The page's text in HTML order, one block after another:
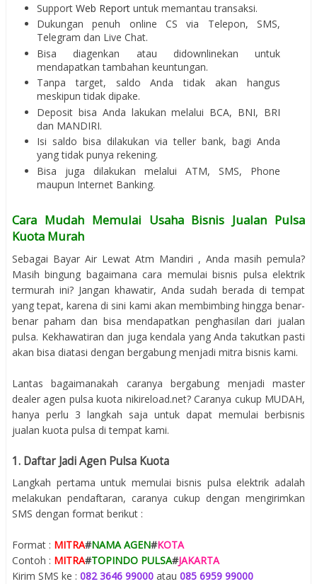
Support Web Report untuk memantau transaksi.
Dukungan penuh online CS via Telepon, SMS,
Telegram dan Live Chat.
Bisa diagenkan atau didownlinekan untuk
mendapatkan tambahan keuntungan.
Tanpa target, saldo Anda tidak akan hangus
meskipun tidak dipake.
Deposit bisa Anda lakukan melalui BCA, BNI, BRI
dan MANDIRI.
Isi saldo bisa dilakukan via teller bank, bagi Anda
yang tidak punya rekening.
Bisa juga dilakukan melalui ATM, SMS, Phone
maupun Internet Banking.
Cara Mudah Memulai Usaha Bisnis Jualan Pulsa
Kuota Murah
Sebagai Bayar Air Lewat Atm Mandiri , Anda masih pemula?
Masih bingung bagaimana cara memulai bisnis pulsa elektrik
termurah ini? Jangan khawatir, Anda sudah berada di tempat
yang tepat, karena di sini kami akan membimbing hingga benar-
benar paham dan bisa mendapatkan penghasilan dari jualan
pulsa. Kekhawatiran dan juga kendala yang Anda takutkan pasti
akan bisa diatasi dengan bergabung menjadi mitra bisnis kami.
Lantas bagaimanakah caranya bergabung menjadi master
dealer agen pulsa kuota nikireload.net? Caranya cukup MUDAH,
hanya perlu 3 langkah saja untuk dapat memulai berbisnis
jualan kuota pulsa di tempat kami.
1. Daftar Jadi Agen Pulsa Kuota
Langkah pertama untuk memulai bisnis pulsa elektrik adalah
melakukan pendaftaran, caranya cukup dengan mengirimkan
SMS dengan format berikut :
Format : MITRA#NAMA AGEN#KOTA
Contoh : MITRA#TOPINDO PULSA#JAKARTA
Kirim SMS ke : 082 3646 99000 atau 085 6959 99000